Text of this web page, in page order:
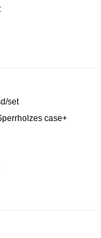
set
case+